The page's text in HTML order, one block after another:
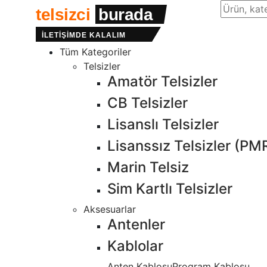
telsizci burada
İLETİŞİMDE KALALIM
Site
Tüm Kategoriler
Telsizler
Amatör Telsizler
CB Telsizler
Lisanslı Telsizler
Lisanssız Telsizler
Marin Telsiz
Sim Kartlı Telsizler
Aksesuarlar
Antenler
Kablolar